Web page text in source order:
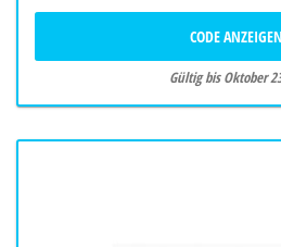
CODE ANZEIGEN
Gültig bis Oktober